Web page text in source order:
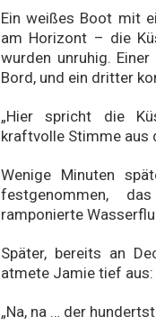
Ein weißes Boot mit
am Horizont – die
wurden unruhig.
Bord, und ein dritter
„Hier spricht die
kraftvolle Stimme aus
Wenige Minuten
festgenommen,
ramponierte
Später, bereits an
atmete Jamie tief aus:
„Na, na … der